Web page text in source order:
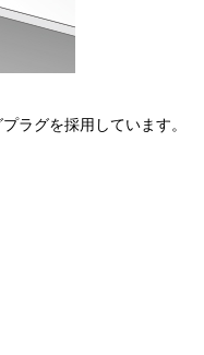
ラグを採用しています。